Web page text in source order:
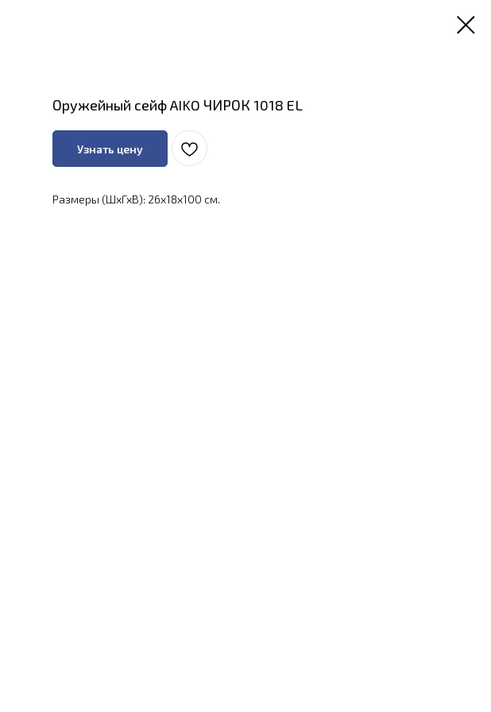
Оружейный сейф AIKO ЧИРОК 1018 EL
Узнать цену
Размеры (ШхГхВ): 26x18x100 см.